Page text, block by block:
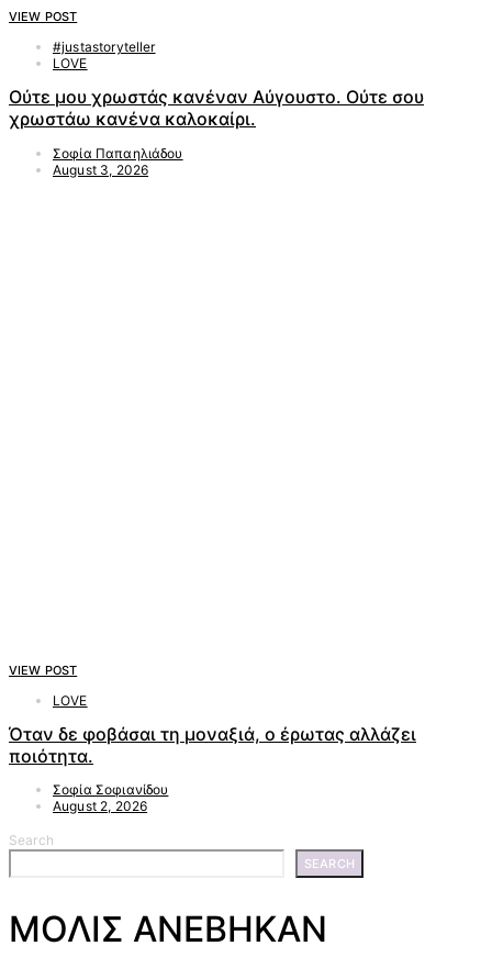
VIEW POST
#justastoryteller
LOVE
Ούτε μου χρωστάς κανέναν Αύγουστο. Ούτε σου
χρωστάω κανένα καλοκαίρι.
Σοφία Παπαηλιάδου
August 3, 2026
VIEW POST
LOVE
Όταν δε φοβάσαι τη μοναξιά, ο έρωτας αλλάζει
ποιότητα.
Σοφία Σοφιανίδου
August 2, 2026
Search
SEARCH
ΜΟΛΙΣ ΑΝΕΒΗΚΑΝ